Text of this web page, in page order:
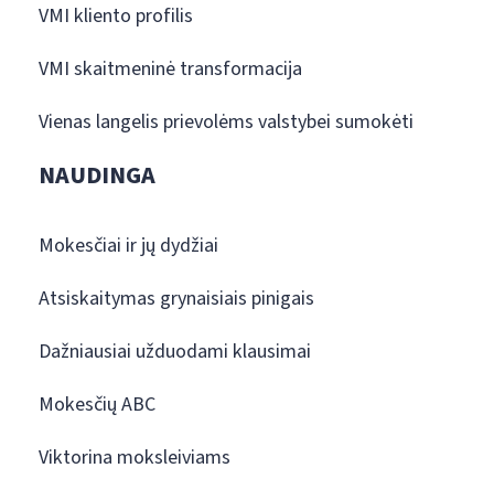
VMI kliento profilis
VMI skaitmeninė transformacija
Vienas langelis prievolėms valstybei sumokėti
NAUDINGA
Mokesčiai ir jų dydžiai
Atsiskaitymas grynaisiais pinigais
Dažniausiai užduodami klausimai
Mokesčių ABC
Viktorina moksleiviams